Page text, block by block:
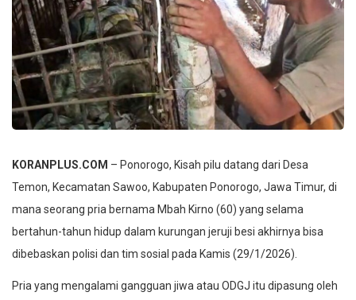
KORANPLUS.COM – Ponorogo, Kisah pilu datang dari Desa
Temon, Kecamatan Sawoo, Kabupaten Ponorogo, Jawa Timur, di
mana seorang pria bernama Mbah Kirno (60) yang selama
bertahun-tahun hidup dalam kurungan jeruji besi akhirnya bisa
dibebaskan polisi dan tim sosial pada Kamis (29/1/2026).
Pria yang mengalami gangguan jiwa atau ODGJ itu dipasung oleh